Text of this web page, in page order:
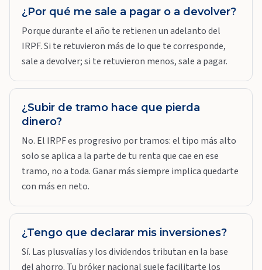
¿Por qué me sale a pagar o a devolver?
Porque durante el año te retienen un adelanto del
IRPF. Si te retuvieron más de lo que te corresponde,
sale a devolver; si te retuvieron menos, sale a pagar.
¿Subir de tramo hace que pierda
dinero?
No. El IRPF es progresivo por tramos: el tipo más alto
solo se aplica a la parte de tu renta que cae en ese
tramo, no a toda. Ganar más siempre implica quedarte
con más en neto.
¿Tengo que declarar mis inversiones?
Sí. Las plusvalías y los dividendos tributan en la base
del ahorro. Tu bróker nacional suele facilitarte los